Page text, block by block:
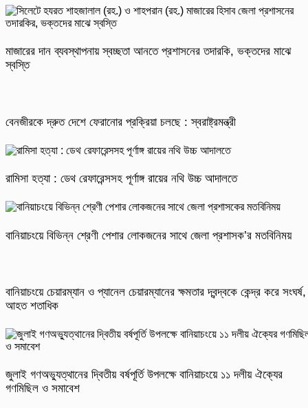
মাজারের দান ব্যবস্থাপনায় স্বচ্ছতা আনতে প্রশাসনের তদারকি, ভক্তদের মাঝে
স্বস্তি
বেনজীরকে দ্রুত দেশে ফেরানোর প্রক্রিয়া চলছে : স্বরাষ্ট্রমন্ত্রী
রামিসা হত্যা : ডেথ রেফারেন্সসহ পূর্ণাঙ্গ রায়ের নথি উচ্চ আদালতে
বানিয়াচংয়ে বিভিন্ন শ্রেণী পেশার লোকজনের সাথে জেলা প্রশাসক’র মতবিনিময়
বানিয়াচংয়ে চেয়ারম্যান ও প্যানেল চেয়ারম্যানের ক্ষমতার দ্বন্দ্বকে কেন্দ্র করে সংঘর্ষ,
আহত শতাধিক
জুলাই গণঅভ্যুত্থানের দ্বিতীয় বর্ষপূর্তি উপলক্ষে বানিয়াচংয়ে ১১ দলীয় ঐক্যের
গণমিছিল ও সমাবেশ